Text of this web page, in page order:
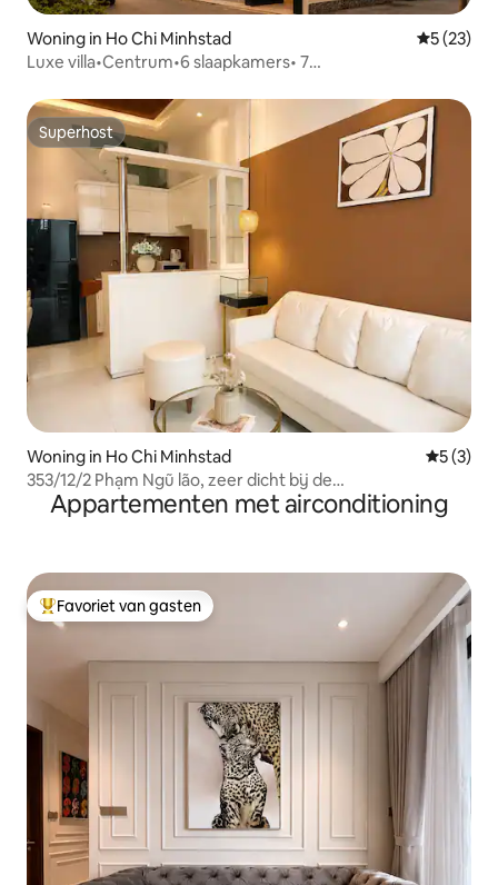
Woning in Ho Chi Minhstad
5 (23)
Luxe villa•Centrum•6 slaapkamers• 7
Superhost
Superhost
Woning in Ho Chi Minhstad
5 (3)
353/12/2 Phạm Ngũ lão, zeer dicht bij de
voetgangersstraat Bùi Viện
Appartementen met airconditioning
Topfavoriet van gasten
Favoriet van gasten